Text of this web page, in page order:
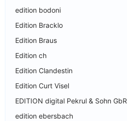
edition bodoni
Edition Bracklo
Edition Braus
Edition ch
Edition Clandestin
Edition Curt Visel
EDITION digital Pekrul & Sohn GbR
edition ebersbach